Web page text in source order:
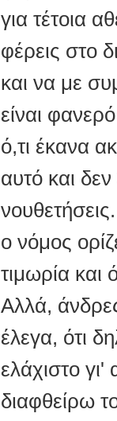
για τέτοια
φέρεις στο
και να με
είναι
ό,τι έκανα
αυτό και
ο νόμος
τιμωρία και
Αλλά,
έλεγα, ότι
ελάχιστο
διαφθείρω